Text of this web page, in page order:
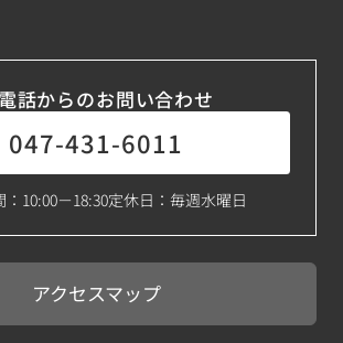
話からのお問い合わせ
047-431-6011
10:00－18:30定休日：毎週水曜日
アクセスマップ